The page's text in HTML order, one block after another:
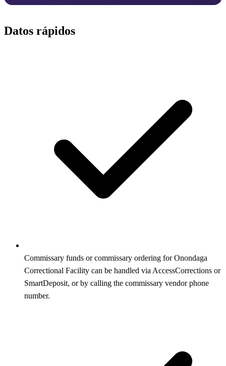
Datos rápidos
Commissary funds or commissary ordering for Onondaga
Correctional Facility can be handled via AccessCorrections or
SmartDeposit, or by calling the commissary vendor phone
number.